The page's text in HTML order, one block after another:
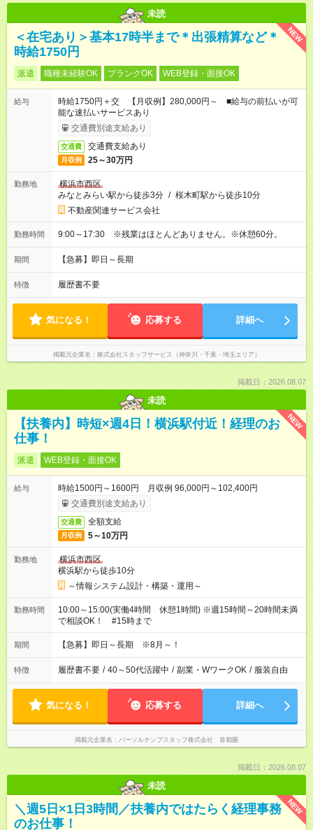
未読
NEW
＜在宅あり＞基本17時半まで＊出張精算など＊
時給1750円
派遣 職種未経験OK ブランクOK WEB登録・面接OK
給与
時給1750円＋交 【月収例】280,000円～ ■給与の前払いが可
能な速払いサービスあり
交通費別途支給あり
交通費 交通費支給あり
月収例 25～30万円
勤務地
横浜市西区
みなとみらい駅から徒歩3分 / 桜木町駅から徒歩10分
不動産関連サービス会社
勤務時間 9:00～17:30 ※残業はほとんどありません。※休憩60分。
期間 【急募】即日～長期
特徴 履歴書不要
気になる！ 応募する 詳細へ
掲載元企業名 株式会社スタッフサービス（神奈川・千葉・埼玉エリア）
掲載日：2026.08.07
未読
NEW
【扶養内】時短×週4日！横浜駅付近！経理のお
仕事！
派遣 WEB登録・面接OK
給与
時給1500円～1600円 月収例 96,000円～102,400円
交通費別途支給あり
交通費 全額支給
月収例 5～10万円
勤務地
横浜市西区
横浜駅から徒歩10分
～情報システム設計・構築・運用～
勤務時間
10:00～15:00(実働4時間 休憩1時間) ※週15時間～20時間未満
で相談OK！ #15時まで
期間 【急募】即日～長期 ※8月～！
特徴 履歴書不要 / 40～50代活躍中 / 副業・WワークOK / 服装自由
気になる！ 応募する 詳細へ
掲載元企業名 パーソルテンプスタッフ株式会社 首都圏
掲載日：2026.08.07
未読
NEW
＼週5日×1日3時間／扶養内ではたらく経理事務
のお仕事！